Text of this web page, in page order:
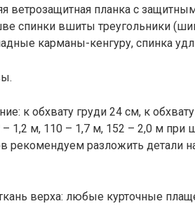
ветрозащитная планка с
спинки вшиты треугольники
карманы-кенгуру, спинка
к обхвату груди 24 см, к
– 1,2 м, 110 – 1,7 м, 152 – 2,0 м при
рекомендуем разложить детали
верха: любые курточные